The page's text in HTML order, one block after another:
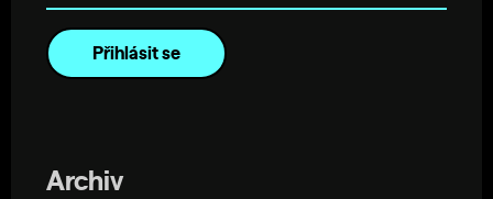
Archiv